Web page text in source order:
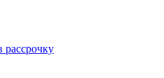
рассрочку